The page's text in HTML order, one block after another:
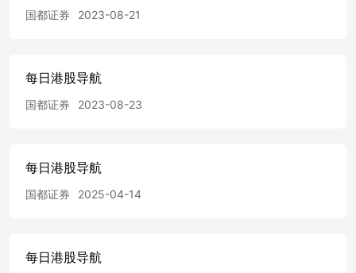
价扭曲、非市场化发行及人为干预等问题，将于8月11日起
确定报价，不得以低于成本的承销费参与债券项目竞标，发
行人也不得干扰其独立报价决策。交易商协会表示，将另行
出台承销报价管理办法，以进一步细化相关要求。在簿记建
通知要求发行人和主承销商需在充分询价基础上设定合理的
场公允价格水平。 内地预算今年育儿补贴900亿8月下旬开
将在8月下旬陆续开放育儿补贴申领，8月31日前各地全面开
国都证券 2023-08-21
每日港股导航
国都证券 2023-08-23
每日港股导航
国都证券 2025-04-14
每日港股导航